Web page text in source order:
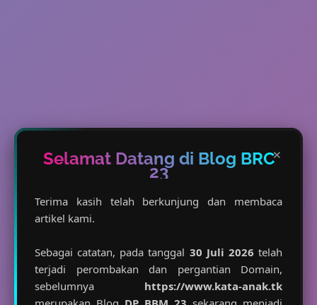
×
Selamat Datang di Blog BRC
23
Terima kasih telah berkunjung dan membaca
artikel kami.
Sebagai catatan, pada tanggal 30 Juli 2026 telah
terjadi perombakan dan pergantian Domain,
sebelumnya https://www.kata-anak.tk